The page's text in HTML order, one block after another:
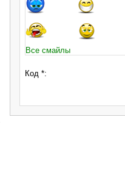
Все смайлы
Код *: